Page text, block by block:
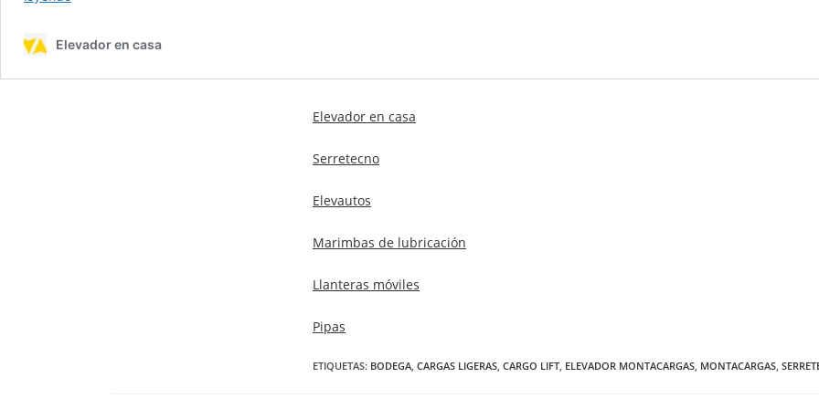
Elevador en casa
Serretecno
Elevautos
Marimbas de lubricación
Llanteras móviles
Pipas
ETIQUETAS: BODEGA, CARGAS LIGERAS, CARGO LIFT, ELEVADOR MONTACARGAS, MONTACARGAS,